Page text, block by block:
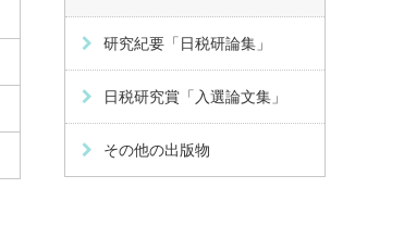
研究紀要「日税研論集」
日税研究賞「入選論文集」
その他の出版物